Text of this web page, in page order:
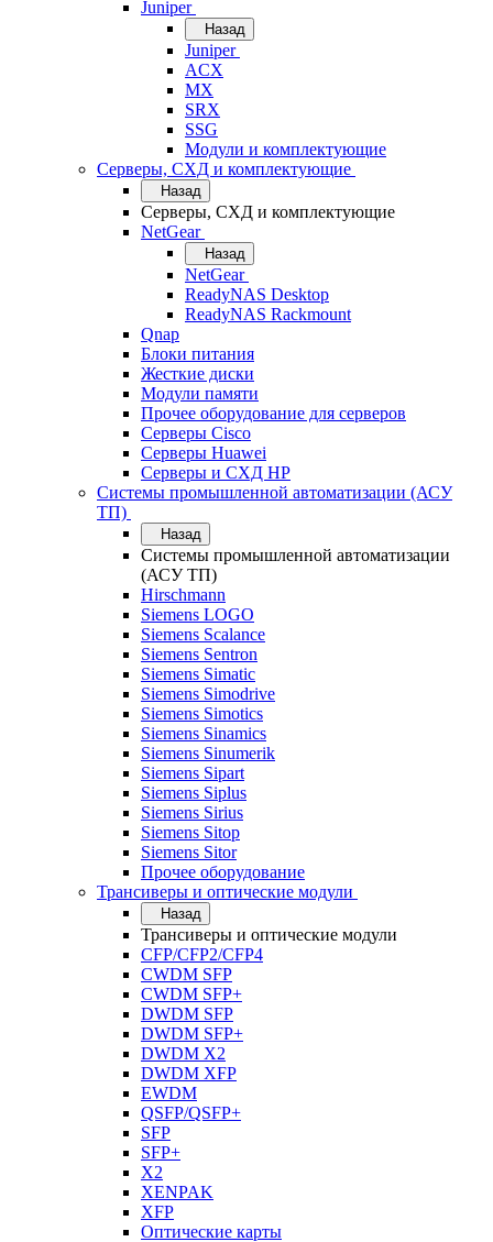
Juniper
Назад
Juniper
ACX
MX
SRX
SSG
Модули и комплектующие
Серверы, СХД и комплектующие
Назад
Серверы, СХД и комплектующие
NetGear
Назад
NetGear
ReadyNAS Desktop
ReadyNAS Rackmount
Qnap
Блоки питания
Жесткие диски
Модули памяти
Прочее оборудование для серверов
Серверы Cisco
Серверы Huawei
Серверы и СХД HP
Системы промышленной автоматизации (АСУ
ТП)
Назад
Системы промышленной автоматизации
(АСУ ТП)
Hirschmann
Siemens LOGO
Siemens Scalance
Siemens Sentron
Siemens Simatic
Siemens Simodrive
Siemens Simotics
Siemens Sinamics
Siemens Sinumerik
Siemens Sipart
Siemens Siplus
Siemens Sirius
Siemens Sitop
Siemens Sitor
Прочее оборудование
Трансиверы и оптические модули
Назад
Трансиверы и оптические модули
CFP/CFP2/CFP4
CWDM SFP
CWDM SFP+
DWDM SFP
DWDM SFP+
DWDM X2
DWDM XFP
EWDM
QSFP/QSFP+
SFP
SFP+
X2
XENPAK
XFP
Оптические карты